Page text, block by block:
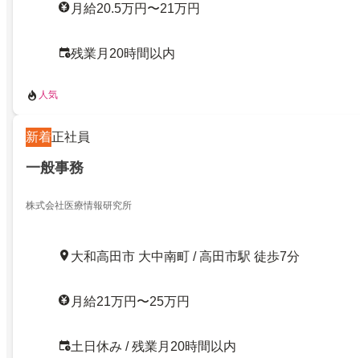
月給20.5万円〜21万円
残業月20時間以内
人気
新着正社員
一般事務
株式会社医療情報研究所
大和高田市 大中南町 / 高田市駅 徒歩7分
月給21万円〜25万円
土日休み / 残業月20時間以内